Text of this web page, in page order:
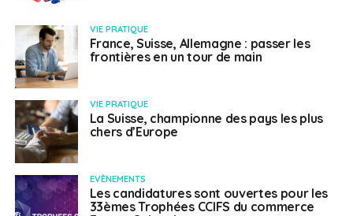
VIE PRATIQUE
France, Suisse, Allemagne : passer les
frontières en un tour de main
VIE PRATIQUE
La Suisse, championne des pays les plus
chers d’Europe
EVÈNEMENTS
Les candidatures sont ouvertes pour les
33èmes Trophées CCIFS du commerce